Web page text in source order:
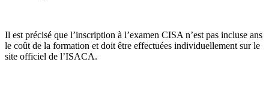
Il est précisé que l’inscription à l’examen CISA n’est pas incluse ans
le coût de la formation et doit être effectuées individuellement sur le
site officiel de l’ISACA.